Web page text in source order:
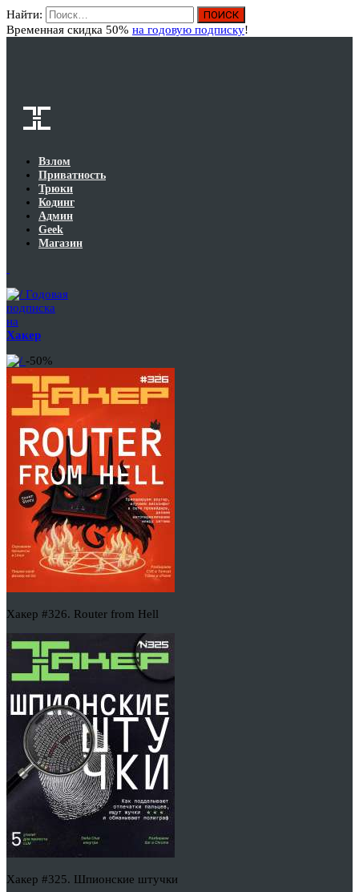
Найти:
Временная скидка 50% на годовую подписку!
Взлом
Приватность
Трюки
Кодинг
Админ
Geek
Магазин
Годовая
подписка
на
Хакер
-50%
Хакер #326. Router from Hell
Хакер #325. Шпионские штучки